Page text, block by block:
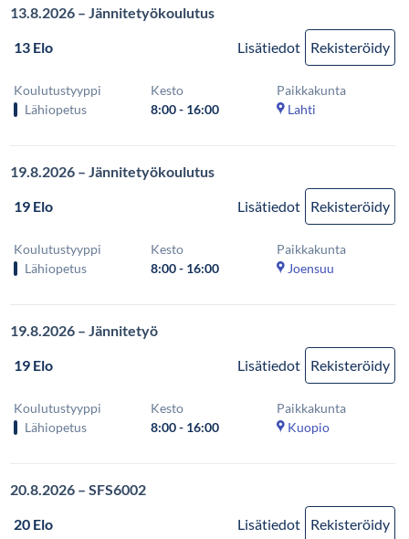
13.8.2026 – Jännitetyökoulutus
13 Elo
Lisätiedot Rekisteröidy
Koulutustyyppi
Lähiopetus
Kesto
8:00 - 16:00
Paikkakunta
Lahti
19.8.2026 – Jännitetyökoulutus
19 Elo
Lisätiedot Rekisteröidy
Koulutustyyppi
Lähiopetus
Kesto
8:00 - 16:00
Paikkakunta
Joensuu
19.8.2026 – Jännitetyö
19 Elo
Lisätiedot Rekisteröidy
Koulutustyyppi
Lähiopetus
Kesto
8:00 - 16:00
Paikkakunta
Kuopio
20.8.2026 – SFS6002
20 Elo
Lisätiedot Rekisteröidy